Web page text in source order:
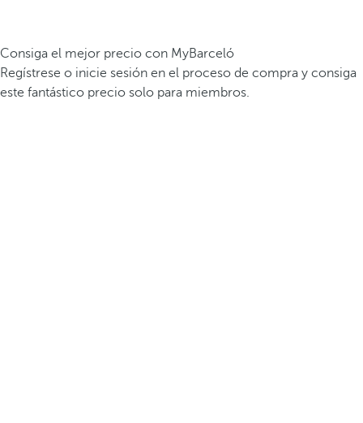
Consiga el mejor precio con MyBarceló
Regístrese o inicie sesión en el proceso de compra y consiga
este fantástico precio solo para miembros.